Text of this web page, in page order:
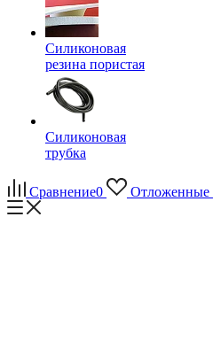
Силиконовая
резина пористая
Силиконовая
трубка
Сравнение0 Отложенные